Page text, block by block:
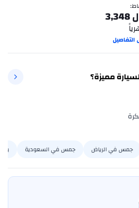
:
3,348
مميزة؟
جمس في الرياض جمس في السعودية